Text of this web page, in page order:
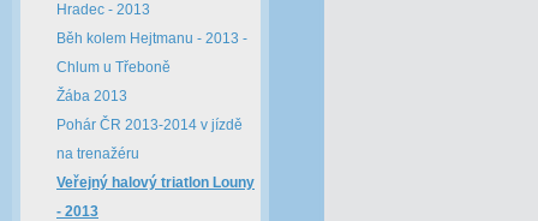
Hradec - 2013
Běh kolem Hejtmanu - 2013 -
Chlum u Třeboně
Žába 2013
Pohár ČR 2013-2014 v jízdě
na trenažéru
Veřejný halový triatlon Louny
- 2013